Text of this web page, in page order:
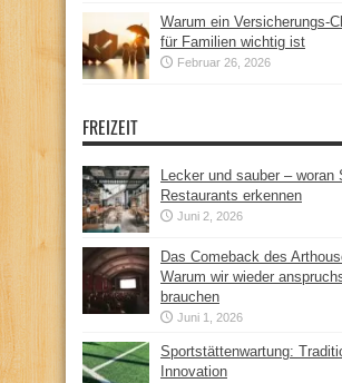
Warum ein Versicherungs-
für Familien wichtig ist
Februar 26, 2026
FREIZEIT
Lecker und sauber – woran
Restaurants erkennen
Juni 2, 2026
Das Comeback des
Warum wir wieder
brauchen
Juni 1, 2026
Sportstättenwartung:
Innovation